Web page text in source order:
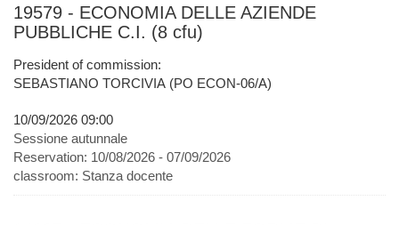
19579 - ECONOMIA DELLE AZIENDE
PUBBLICHE C.I. (8 cfu)
President of commission:
SEBASTIANO TORCIVIA (PO ECON-06/A)
10/09/2026 09:00
Sessione autunnale
Reservation: 10/08/2026 - 07/09/2026
classroom: Stanza docente